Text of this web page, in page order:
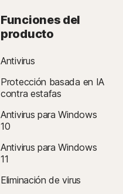
Funciones del
producto
Antivirus
Protección basada en IA
contra estafas
Antivirus para Windows
10
Antivirus para Windows
11
Eliminación de virus